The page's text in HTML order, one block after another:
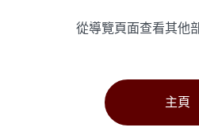
從導覽頁面查看其他
主頁